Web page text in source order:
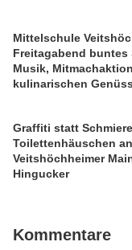
Mittelschule
Freitagabend
Musik,
kulinarischen
Graffiti statt
Toilettenhäuschen
Veitshöchheimer
Hingucker
Kommentare